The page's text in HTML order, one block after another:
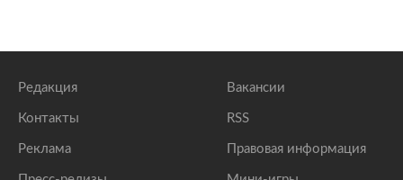
Редакция
Контакты
Реклама
Вакансии
RSS
Правовая информация